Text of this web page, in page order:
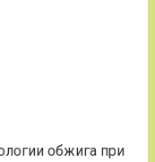
обжига при